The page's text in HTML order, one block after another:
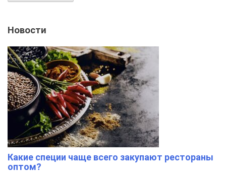
Новости
Какие специи чаще всего закупают рестораны
оптом?